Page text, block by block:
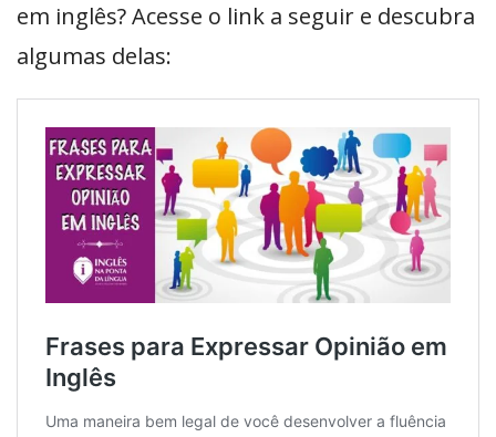
em inglês? Acesse o link a seguir e descubra
algumas delas: